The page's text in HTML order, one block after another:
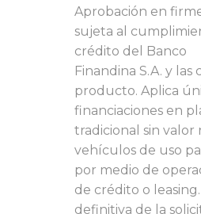
Aprobación en
sujeta al
crédito del Banco
Finandina S.A. y las
producto. Aplica
financiaciones en
tradicional sin valor
vehículos de uso
por medio de
de crédito o
definitiva de la